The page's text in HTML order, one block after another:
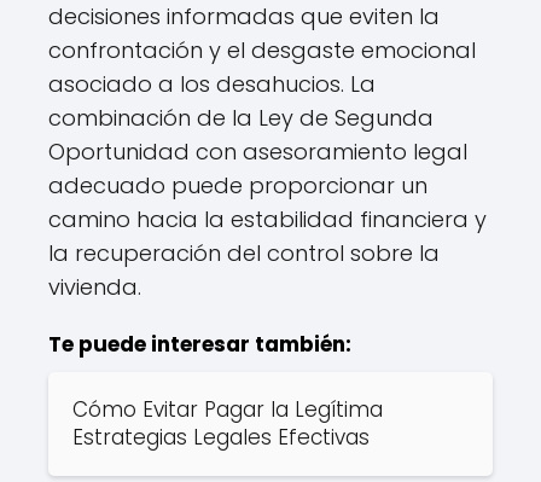
decisiones informadas que eviten la
confrontación y el desgaste emocional
asociado a los desahucios. La
combinación de la Ley de Segunda
Oportunidad con asesoramiento legal
adecuado puede proporcionar un
camino hacia la estabilidad financiera y
la recuperación del control sobre la
vivienda.
Te puede interesar también:
Cómo Evitar Pagar la Legítima
Estrategias Legales Efectivas